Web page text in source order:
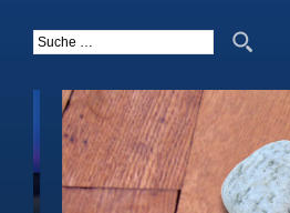
Suche nach: